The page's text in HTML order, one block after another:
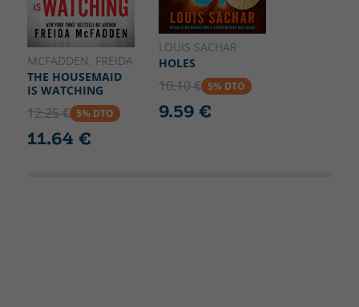
MCFADDEN, FREIDA
THE HOUSEMAID
IS WATCHING
12.25 € 5% DTO
11.64 €
LOUIS SACHAR
HOLES
10.10 € 5% DTO
9.59 €